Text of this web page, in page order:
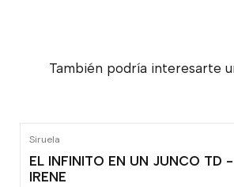
También podría interesarte
Siruela
EL INFINITO EN UN JUNCO TD
IRENE